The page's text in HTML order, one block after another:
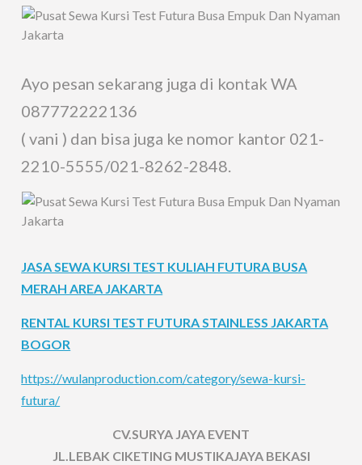
Ayo pesan sekarang juga di kontak WA
087772222136
( vani ) dan bisa juga ke nomor kantor 021-
2210-5555/021-8262-2848.
JASA SEWA KURSI TEST KULIAH FUTURA BUSA
MERAH AREA JAKARTA
RENTAL KURSI TEST FUTURA STAINLESS JAKARTA
BOGOR
https://wulanproduction.com/category/sewa-kursi-
futura/
CV.SURYA JAYA EVENT
JL.LEBAK CIKETING MUSTIKAJAYA BEKASI